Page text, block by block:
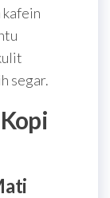
kafein
segar.